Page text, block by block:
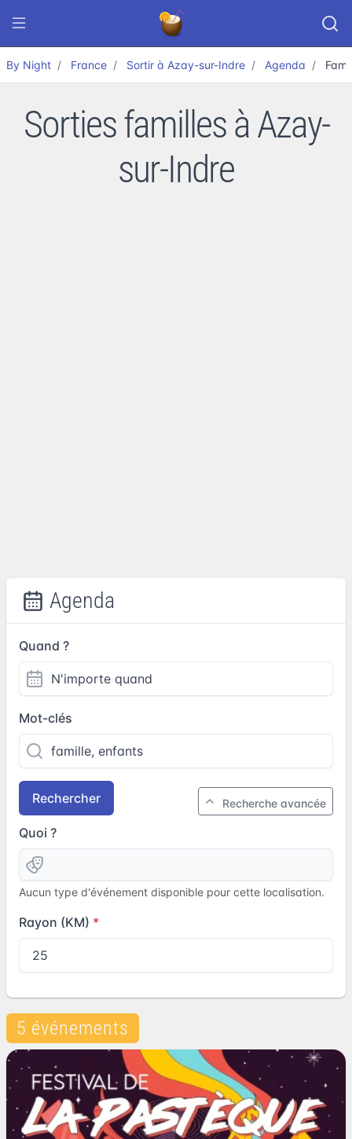
By Night France Sortir à Azay-sur-Indre Agenda
Sorties familles à Azay-
sur-Indre
Agenda
Quand ?
Mot-clés
Rechercher Recherche avancée
Quoi ?
Aucun type d'événement disponible pour cette localisation.
Rayon (KM)
5 événements